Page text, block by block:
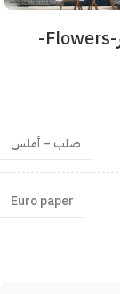
ورق حائط مودرن-زهور ألوان-أوراق الشجر-Flowers-
صلب – أملس
Euro paper